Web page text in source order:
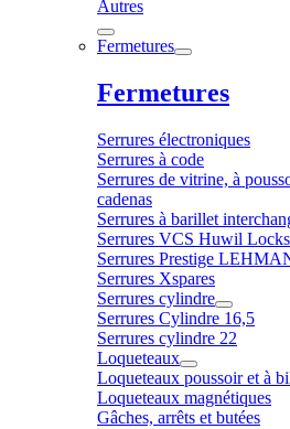
Autres
Fermetures
Fermetures
Serrures électroniques
Serrures à code
Serrures de vitrine, à
cadenas
Serrures à barillet
Serrures VCS Huwil Locks
Serrures Prestige
Serrures Xspares
Serrures cylindre
Serrures Cylindre 16,5
Serrures cylindre 22
Loqueteaux
Loqueteaux poussoir et à
Loqueteaux magnétiques
Gâches, arrêts et butées